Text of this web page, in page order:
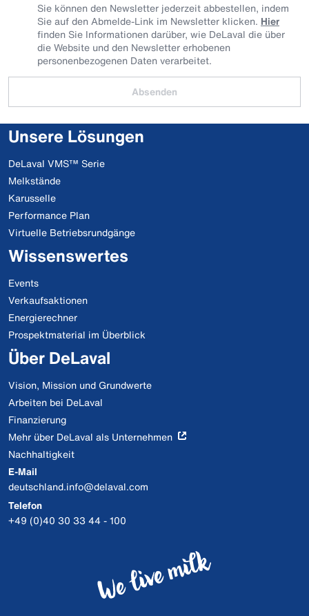
Sie können den Newsletter jederzeit abbestellen, indem
Sie auf den Abmelde-Link im Newsletter klicken. Hier
finden Sie Informationen darüber, wie DeLaval die über
die Website und den Newsletter erhobenen
personenbezogenen Daten verarbeitet.
Absenden
Unsere Lösungen
DeLaval VMS™ Serie
Melkstände
Karusselle
Performance Plan
Virtuelle Betriebsrundgänge
Wissenswertes
Events
Verkaufsaktionen
Energierechner
Prospektmaterial im Überblick
Über DeLaval
Vision, Mission und Grundwerte
Arbeiten bei DeLaval
Finanzierung
Mehr über DeLaval als Unternehmen
Nachhaltigkeit
E-Mail
deutschland.info@delaval.com
Telefon
+49 (0)40 30 33 44 - 100